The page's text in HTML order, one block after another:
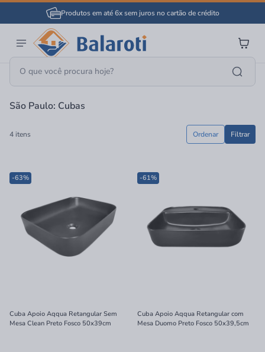
Produtos em até 6x sem juros no cartão de crédito
Página Inicial São Paulo: Cubas
São Paulo: Cubas
4 itens Filtrar
Ordenar
-63%
Cuba Apoio Aqqua Retangular Sem
Mesa Clean Preto Fosco 50x39cm
-61%
Cuba Apoio Aqqua Retangular com
Mesa Duomo Preto Fosco 50x39,5cm